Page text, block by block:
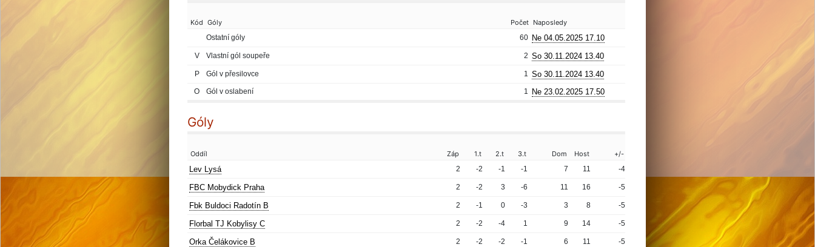
Kód Góly Počet Naposledy
Ostatní góly
60 Ne 04.05.2025 17.10
V Vlastní gól soupeře 2 So 30.11.2024 13.40
P Gól v přesilovce 1 So 30.11.2024 13.40
O Gól v oslabení 1 Ne 23.02.2025 17.50
Góly
Oddíl Záp 1.t 2.t 3.t Dom Host +/-
Lev Lysá 2 -2 -1 -1 7 11 -4
FBC Mobydick Praha 2 -2 3 -6 11 16 -5
Fbk Buldoci Radotín B 2 -1 0 -3 3 8 -5
Florbal TJ Kobylisy C 2 -2 -4 1 9 14 -5
Orka Čelákovice B 2 -2 -2 -1 6 11 -5